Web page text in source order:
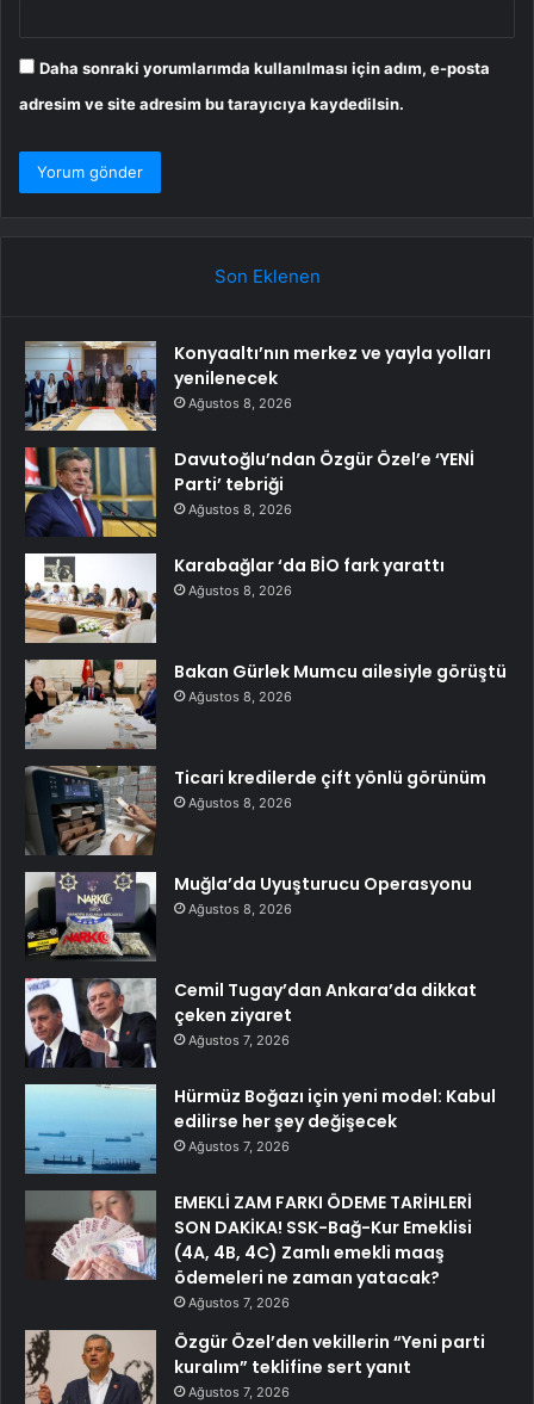
Daha sonraki yorumlarımda kullanılması için adım, e-posta
adresim ve site adresim bu tarayıcıya kaydedilsin.
Son Eklenen
Konyaaltı’nın merkez ve yayla yolları
yenilenecek
Ağustos 8, 2026
Davutoğlu’ndan Özgür Özel’e ‘YENİ
Parti’ tebriği
Ağustos 8, 2026
Karabağlar ‘da BİO fark yarattı
Ağustos 8, 2026
Bakan Gürlek Mumcu ailesiyle görüştü
Ağustos 8, 2026
Ticari kredilerde çift yönlü görünüm
Ağustos 8, 2026
Muğla’da Uyuşturucu Operasyonu
Ağustos 8, 2026
Cemil Tugay’dan Ankara’da dikkat
çeken ziyaret
Ağustos 7, 2026
Hürmüz Boğazı için yeni model: Kabul
edilirse her şey değişecek
Ağustos 7, 2026
EMEKLİ ZAM FARKI ÖDEME TARİHLERİ
SON DAKİKA! SSK-Bağ-Kur Emeklisi
(4A, 4B, 4C) Zamlı emekli maaş
ödemeleri ne zaman yatacak?
Ağustos 7, 2026
Özgür Özel’den vekillerin “Yeni parti
kuralım” teklifine sert yanıt
Ağustos 7, 2026